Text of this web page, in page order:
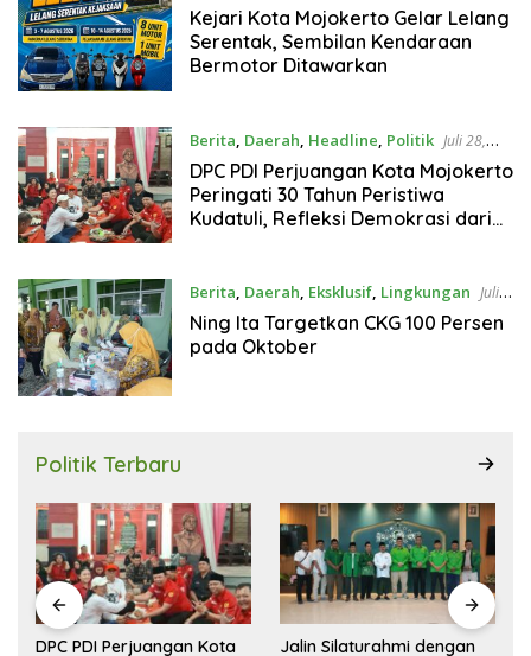
2026
Kejari Kota Mojokerto Gelar Lelang
Serentak, Sembilan Kendaraan
Bermotor Ditawarkan
Berita, Daerah, Headline, Politik Juli 28,
2026
DPC PDI Perjuangan Kota Mojokerto
Peringati 30 Tahun Peristiwa
Kudatuli, Refleksi Demokrasi dari
Berita, Daerah, Eksklusif, Lingkungan Juli
23, 2026
Ning Ita Targetkan CKG 100 Persen
pada Oktober
Politik Terbaru
DPC PDI Perjuangan Kota
Jalin Silaturahmi dengan